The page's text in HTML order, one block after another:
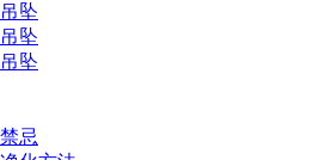
坠
坠
坠
忌